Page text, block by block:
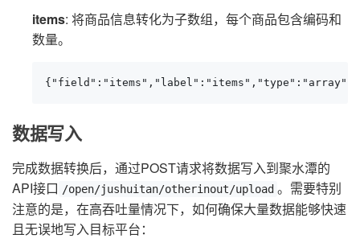
items: 将商品信息转化为子数组，每个商品包含编码和
数量。
数据写入
完成数据转换后，通过POST请求将数据写入到聚水潭的
API接口 /open/jushuitan/otherinout/upload 。需要特别
注意的是，在高吞吐量情况下，如何确保大量数据能够快速
且无误地写入目标平台：